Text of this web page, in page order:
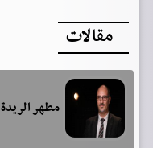
مقالات
مطهر الريدة